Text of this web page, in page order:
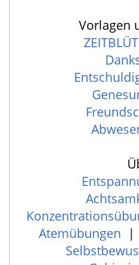
Vorlagen
Atemübungen |